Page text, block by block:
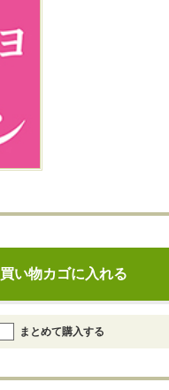
買い物カゴに入れる
まとめて購入する